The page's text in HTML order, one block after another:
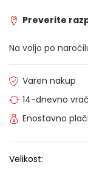
Preverite
Na voljo po
Varen nakup
14-dnevno
Enostavno
Velikost: